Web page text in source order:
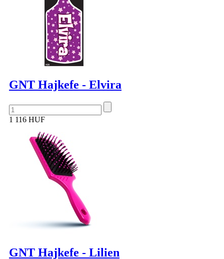
GNT Hajkefe - Elvira
1 116 HUF
GNT Hajkefe - Lilien